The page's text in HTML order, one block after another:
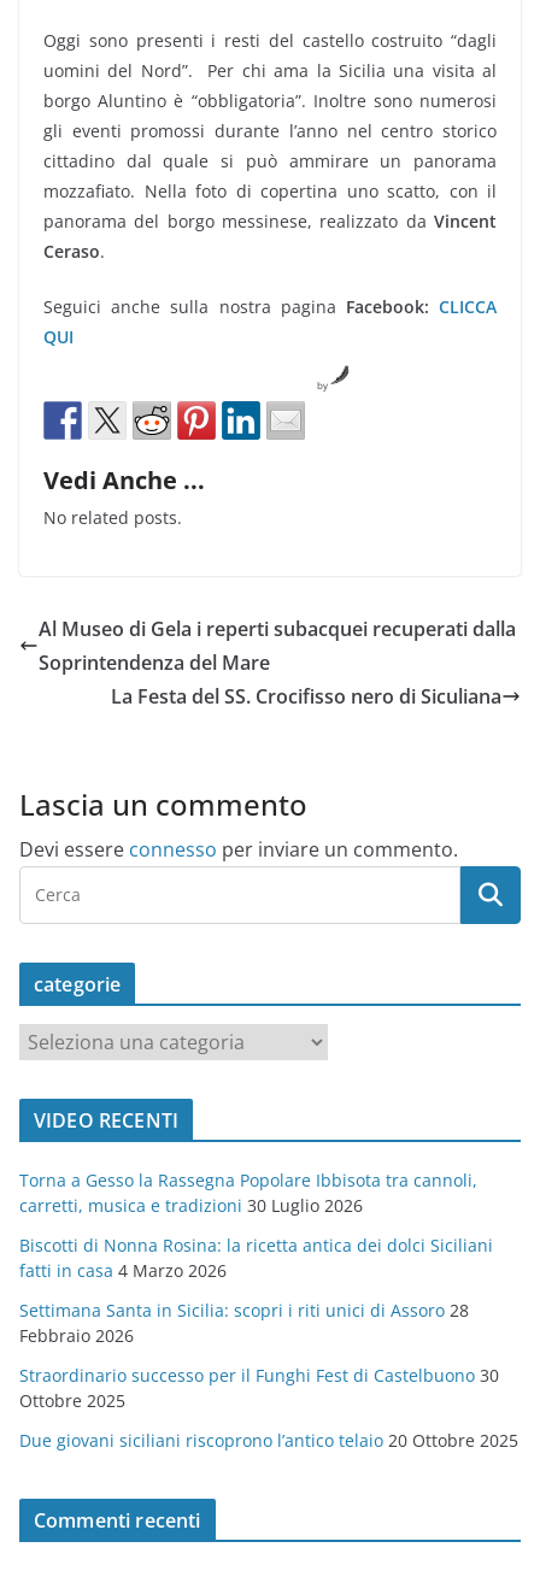
Oggi sono presenti i resti del castello costruito “dagli
uomini del Nord”. Per chi ama la Sicilia una visita al
borgo Aluntino è “obbligatoria”. Inoltre sono numerosi
gli eventi promossi durante l’anno nel centro storico
cittadino dal quale si può ammirare un panorama
mozzafiato. Nella foto di copertina uno scatto, con il
panorama del borgo messinese, realizzato da Vincent
Ceraso.
Seguici anche sulla nostra pagina Facebook:CLICCA
QUI
by
Vedi Anche ...
No related posts.
Al Museo di Gela i reperti subacquei recuperati dalla
Soprintendenza del Mare
La Festa del SS. Crocifisso nero di Siculiana
Lascia un commento
Devi essere connesso per inviare un commento.
categorie
a
t
o
r
i
e
VIDEO RECENTI
Torna a Gesso la Rassegna Popolare Ibbisota tra cannoli,
carretti, musica e tradizioni 30 Luglio 2026
Biscotti di Nonna Rosina: la ricetta antica dei dolci Siciliani
fatti in casa 4 Marzo 2026
Settimana Santa in Sicilia: scopri i riti unici di Assoro 28
Febbraio 2026
Straordinario successo per il Funghi Fest di Castelbuono 30
Ottobre 2025
Due giovani siciliani riscoprono l’antico telaio 20 Ottobre 2025
Commenti recenti